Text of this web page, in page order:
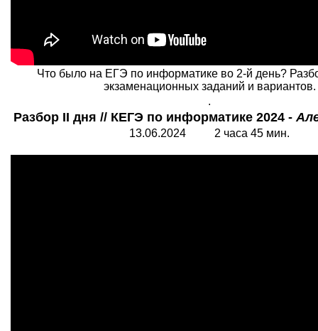
Что было на ЕГЭ по информатике во 2-й день?
экзаменационных заданий и вариантов.
.
Разбор II дня // КЕГЭ по информатике 2024 -
13.06.2024 2 часа 45 мин.